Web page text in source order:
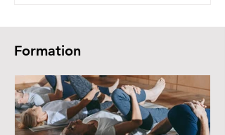
Formation